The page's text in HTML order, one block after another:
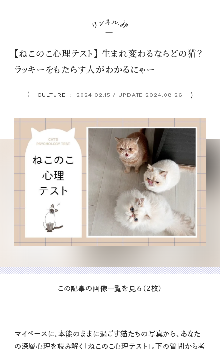
【ねこのこ心理テスト】 生まれ変わるならどの猫？
ラッキーをもたらす人がわかるにゃー
CULTURE ： 2024.02.15 / UPDATE 2024.08.26
この記事の画像一覧を見る（2枚）
マイペースに、本能のままに過ごす猫たちの写真から、あなた
の深層心理を読み解く「ねこのこ心理テスト」。下の質問から考